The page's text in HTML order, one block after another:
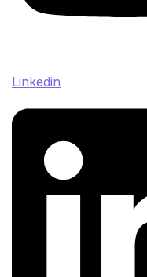
Linkedin